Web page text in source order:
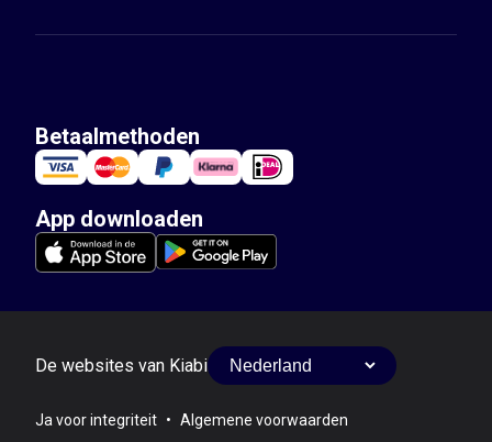
Betaalmethoden
App downloaden
De websites van Kiabi
Ja voor integriteit • Algemene voorwaarden